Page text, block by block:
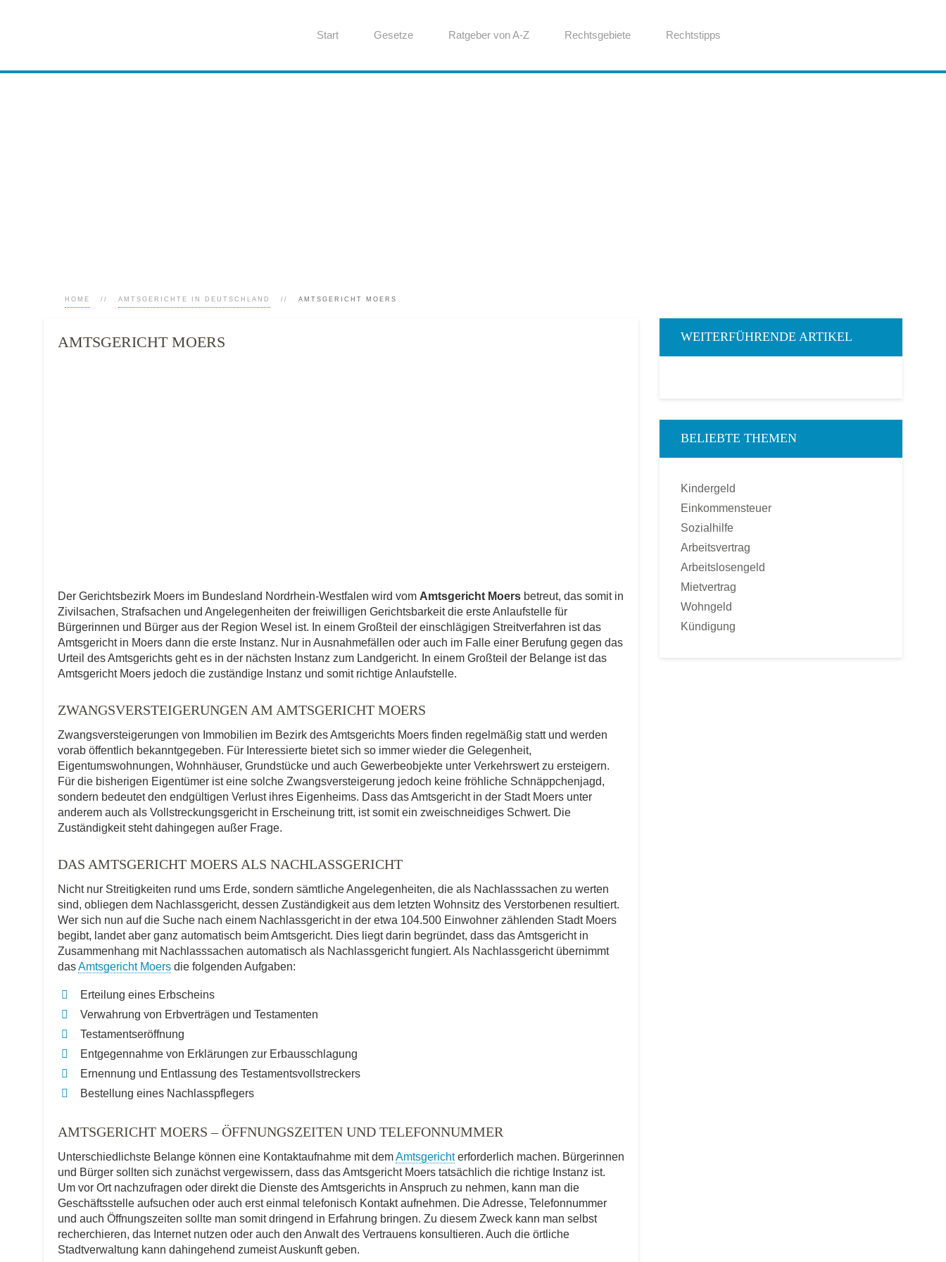
Start Gesetze Ratgeber von A-Z Rechtsgebiete Rechtstipps
HOME AMTSGERICHTE IN DEUTSCHLAND AMTSGERICHT MOERS
AMTSGERICHT MOERS
Der Gerichtsbezirk Moers im Bundesland Nordrhein-Westfalen wird vom Amtsgericht Moers betreut, das somit in
Zivilsachen, Strafsachen und Angelegenheiten der freiwilligen Gerichtsbarkeit die erste Anlaufstelle für
Bürgerinnen und Bürger aus der Region Wesel ist. In einem Großteil der einschlägigen Streitverfahren ist das
Amtsgericht in Moers dann die erste Instanz. Nur in Ausnahmefällen oder auch im Falle einer Berufung gegen das
Urteil des Amtsgerichts geht es in der nächsten Instanz zum Landgericht. In einem Großteil der Belange ist das
Amtsgericht Moers jedoch die zuständige Instanz und somit richtige Anlaufstelle.
ZWANGSVERSTEIGERUNGEN AM AMTSGERICHT MOERS
Zwangsversteigerungen von Immobilien im Bezirk des Amtsgerichts Moers finden regelmäßig statt und werden
vorab öffentlich bekanntgegeben. Für Interessierte bietet sich so immer wieder die Gelegenheit,
Eigentumswohnungen, Wohnhäuser, Grundstücke und auch Gewerbeobjekte unter Verkehrswert zu ersteigern.
Für die bisherigen Eigentümer ist eine solche Zwangsversteigerung jedoch keine fröhliche Schnäppchenjagd,
sondern bedeutet den endgültigen Verlust ihres Eigenheims. Dass das Amtsgericht in der Stadt Moers unter
anderem auch als Vollstreckungsgericht in Erscheinung tritt, ist somit ein zweischneidiges Schwert. Die
Zuständigkeit steht dahingegen außer Frage.
DAS AMTSGERICHT MOERS ALS NACHLASSGERICHT
Nicht nur Streitigkeiten rund ums Erde, sondern sämtliche Angelegenheiten, die als Nachlasssachen zu werten
sind, obliegen dem Nachlassgericht, dessen Zuständigkeit aus dem letzten Wohnsitz des Verstorbenen resultiert.
Wer sich nun auf die Suche nach einem Nachlassgericht in der etwa 104.500 Einwohner zählenden Stadt Moers
begibt, landet aber ganz automatisch beim Amtsgericht. Dies liegt darin begründet, dass das Amtsgericht in
Zusammenhang mit Nachlasssachen automatisch als Nachlassgericht fungiert. Als Nachlassgericht übernimmt
dasAmtsgericht Moers die folgenden Aufgaben:
Erteilung eines Erbscheins
Verwahrung von Erbverträgen und Testamenten
Testamentseröffnung
Entgegennahme von Erklärungen zur Erbausschlagung
Ernennung und Entlassung des Testamentsvollstreckers
Bestellung eines Nachlasspflegers
AMTSGERICHT MOERS – ÖFFNUNGSZEITEN UND TELEFONNUMMER
Unterschiedlichste Belange können eine Kontaktaufnahme mit demAmtsgerichterforderlich machen. Bürgerinnen
und Bürger sollten sich zunächst vergewissern, dass das Amtsgericht Moers tatsächlich die richtige Instanz ist.
Um vor Ort nachzufragen oder direkt die Dienste des Amtsgerichts in Anspruch zu nehmen, kann man die
Geschäftsstelle aufsuchen oder auch erst einmal telefonisch Kontakt aufnehmen. Die Adresse, Telefonnummer
und auch Öffnungszeiten sollte man somit dringend in Erfahrung bringen. Zu diesem Zweck kann man selbst
recherchieren, das Internet nutzen oder auch den Anwalt des Vertrauens konsultieren. Auch die örtliche
Stadtverwaltung kann dahingehend zumeist Auskunft geben.
WEITERFÜHRENDE ARTIKEL
BELIEBTE THEMEN
Kindergeld
Einkommensteuer
Sozialhilfe
Arbeitsvertrag
Arbeitslosengeld
Mietvertrag
Wohngeld
Kündigung